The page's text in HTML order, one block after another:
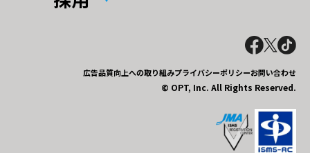
広告品質向上への取り組みプライバシーポリシーお問い合わせ
© OPT, Inc. All Rights Reserved.